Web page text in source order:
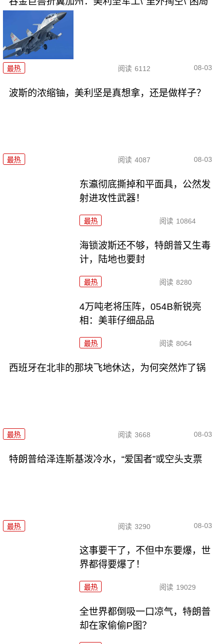
最热 阅读 6112 08-03
波斯的浓缩铀，美利坚是真想拿，还是做样子？
最热 阅读 4087 08-03
东瀛彻底撕掉和平面具，公然发
射进攻性武器！
最热 阅读 10864
海锁波斯还不够，特朗普又生毒
计，陆地也要封
最热 阅读 8280
4万吨老将压阵，054B新锐亮
相：美菲仔细品品
最热 阅读 8064
西班牙在北非的那块飞地休达，为何突然炸了锅
最热 阅读 3668 08-03
特朗普给泽连斯基泼冷水，“爱国者”或空头支票
最热 阅读 3290 08-03
这事要干了，不但中东要爆，世
界都得要爆了！
最热 阅读 19029
全世界都倒吸一口凉气，特朗普
却在家偷偷P图？